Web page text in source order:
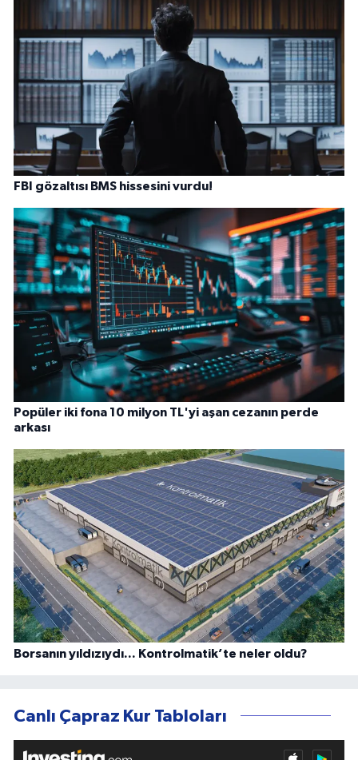
FBI gözaltısı BMS hissesini vurdu!
Popüler iki fona 10 milyon TL'yi aşan cezanın perde
arkası
Borsanın yıldızıydı... Kontrolmatik’te neler oldu?
Canlı Çapraz Kur Tabloları